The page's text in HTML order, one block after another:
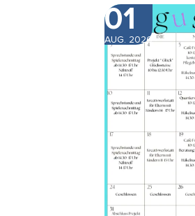
01
AUG. 2026